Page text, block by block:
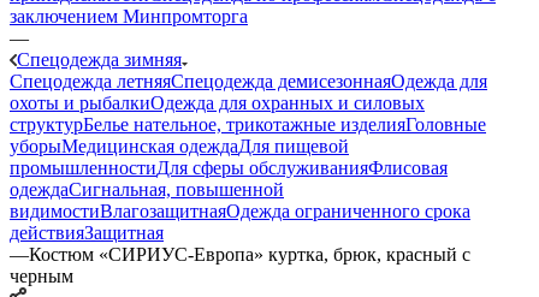
заключением Минпромторга
—
Спецодежда зимняя
Спецодежда летняяСпецодежда демисезоннаяОдежда для
охоты и рыбалкиОдежда для охранных и силовых
структурБелье нательное, трикотажные изделияГоловные
уборыМедицинская одеждаДля пищевой
промышленностиДля сферы обслуживанияФлисовая
одеждаСигнальная, повышенной
видимостиВлагозащитнаяОдежда ограниченного срока
действияЗащитная
—Костюм «СИРИУС-Европа» куртка, брюк, красный с
черным